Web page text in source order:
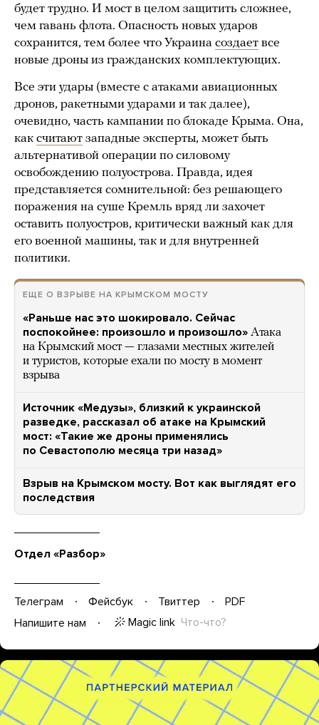
будет трудно. И мост в целом защитить сложнее,
чем гавань флота. Опасность новых ударов
сохранится, тем более что Украина создает все
новые дроны из гражданских комплектующих.
Все эти удары (вместе с атаками авиационных
дронов, ракетными ударами и так далее),
очевидно, часть кампании по блокаде Крыма. Она,
как считают западные эксперты, может быть
альтернативой операции по силовому
освобождению полуострова. Правда, идея
представляется сомнительной: без решающего
поражения на суше Кремль вряд ли захочет
оставить полуостров, критически важный как для
его военной машины, так и для внутренней
политики.
ЕЩЕ О ВЗРЫВЕ НА КРЫМСКОМ МОСТУ
«Раньше нас это шокировало. Сейчас
поспокойнее: произошло и произошло» Атака
на Крымский мост — глазами местных жителей
и туристов, которые ехали по мосту в момент
взрыва
Источник «Медузы», близкий к украинской
разведке, рассказал об атаке на Крымский
мост: «Такие же дроны применялись
по Севастополю месяца три назад»
Взрыв на Крымском мосту. Вот как выглядят его
последствия
Отдел «Разбор»
Телеграм Фейсбук Твиттер
PDF
Напишите нам
Magic link Что-что?